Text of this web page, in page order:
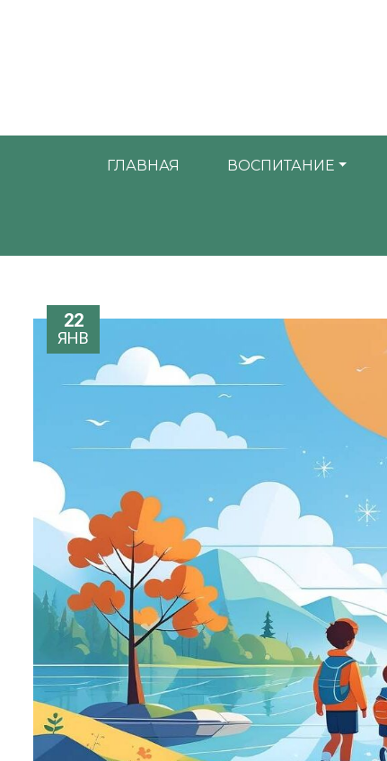
ГЛАВНАЯ ВОСПИТАНИЕ
22
ЯНВ